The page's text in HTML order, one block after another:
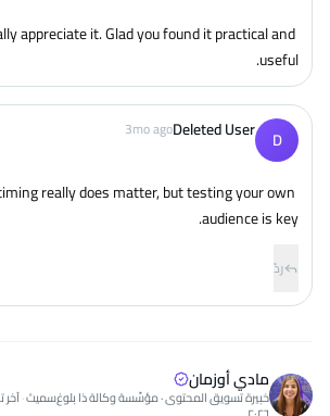
appreciate it. Glad you found it practical and
useful.
D
Deleted User
3mo ago
really does matter, but testing your own
audience is key.
ردّ
مادي أوزمان
خبيرة تسويق المحتوى · مؤسِّسة وكالة ذا بلوغ‌سميث·